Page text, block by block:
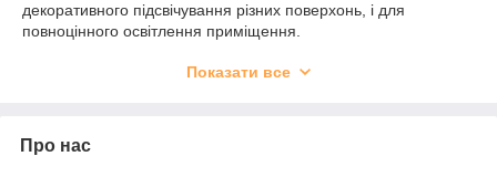
декоративного підсвічування різних поверхонь, і для
повноцінного освітлення приміщення.
якості одинарної і подвійної щільності, під влагозащитном
По яскравості світла розрізняють світлодіодні стрічки
Показати все
Про нас